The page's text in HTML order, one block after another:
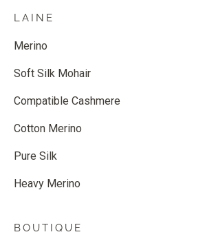
LAINE
Merino
Soft Silk Mohair
Compatible Cashmere
Cotton Merino
Pure Silk
Heavy Merino
BOUTIQUE